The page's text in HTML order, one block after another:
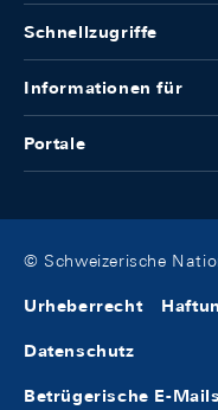
Schnellzugriffe
Informationen für
Portale
© Schweizerische
Urheberrecht
Datenschutz
Betrügerische E-